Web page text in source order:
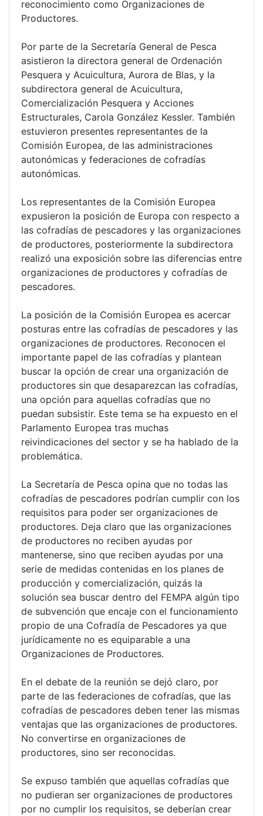
reconocimiento como Organizaciones de
Productores.
Por parte de la Secretaría General de Pesca
asistieron la directora general de Ordenación
Pesquera y Acuicultura, Aurora de Blas, y la
subdirectora general de Acuicultura,
Comercialización Pesquera y Acciones
Estructurales, Carola González Kessler. También
estuvieron presentes representantes de la
Comisión Europea, de las administraciones
autonómicas y federaciones de cofradías
autonómicas.
Los representantes de la Comisión Europea
expusieron la posición de Europa con respecto a
las cofradías de pescadores y las organizaciones
de productores, posteriormente la subdirectora
realizó una exposición sobre las diferencias entre
organizaciones de productores y cofradías de
pescadores.
La posición de la Comisión Europea es acercar
posturas entre las cofradías de pescadores y las
organizaciones de productores. Reconocen el
importante papel de las cofradías y plantean
buscar la opción de crear una organización de
productores sin que desaparezcan las cofradías,
una opción para aquellas cofradías que no
puedan subsistir. Este tema se ha expuesto en el
Parlamento Europea tras muchas
reivindicaciones del sector y se ha hablado de la
problemática.
La Secretaría de Pesca opina que no todas las
cofradías de pescadores podrían cumplir con los
requisitos para poder ser organizaciones de
productores. Deja claro que las organizaciones
de productores no reciben ayudas por
mantenerse, sino que reciben ayudas por una
serie de medidas contenidas en los planes de
producción y comercialización, quizás la
solución sea buscar dentro del FEMPA algún tipo
de subvención que encaje con el funcionamiento
propio de una Cofradía de Pescadores ya que
jurídicamente no es equiparable a una
Organizaciones de Productores.
En el debate de la reunión se dejó claro, por
parte de las federaciones de cofradías, que las
cofradías de pescadores deben tener las mismas
ventajas que las organizaciones de productores.
No convertirse en organizaciones de
productores, sino ser reconocidas.
Se expuso también que aquellas cofradías que
no pudieran ser organizaciones de productores
por no cumplir los requisitos, se deberían crear